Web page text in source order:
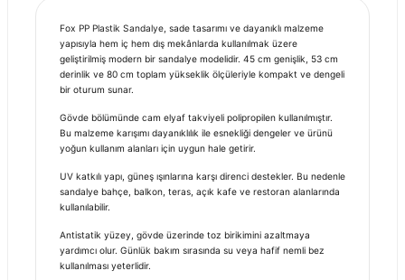
Fox PP Plastik Sandalye , sade tasarımı ve dayanıklı malzeme
yapısıyla hem iç hem dış mekânlarda kullanılmak üzere
geliştirilmiş modern bir sandalye modelidir. 45 cm genişlik, 53 cm
derinlik ve 80 cm toplam yükseklik ölçüleriyle kompakt ve dengeli
bir oturum sunar.
Gövde bölümünde cam elyaf takviyeli polipropilen kullanılmıştır.
Bu malzeme karışımı dayanıklılık ile esnekliği dengeler ve ürünü
yoğun kullanım alanları için uygun hale getirir.
UV katkılı yapı, güneş ışınlarına karşı direnci destekler. Bu nedenle
sandalye bahçe, balkon, teras, açık kafe ve restoran alanlarında
kullanılabilir.
Antistatik yüzey, gövde üzerinde toz birikimini azaltmaya
yardımcı olur. Günlük bakım sırasında su veya hafif nemli bez
kullanılması yeterlidir.